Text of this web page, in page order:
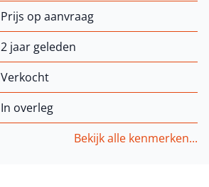
Prijs op aanvraag
2 jaar geleden
Verkocht
In overleg
Bekijk alle kenmerken...